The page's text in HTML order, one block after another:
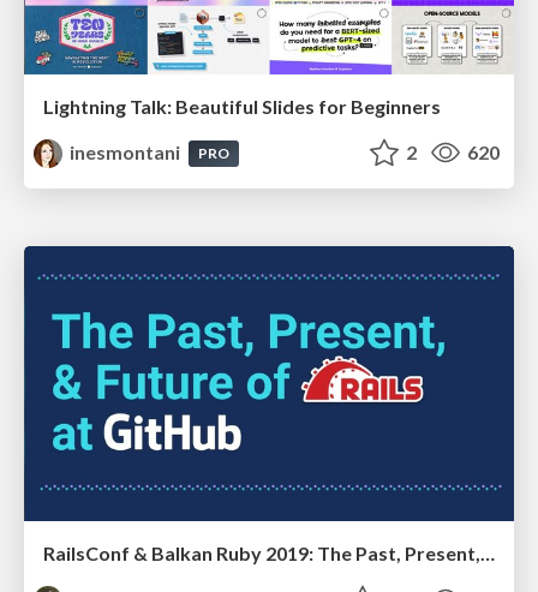
Lightning Talk: Beautiful Slides for Beginners
inesmontani
PRO 2 620
RailsConf & Balkan Ruby 2019: The Past, Present, and Future of Rails at GitHub